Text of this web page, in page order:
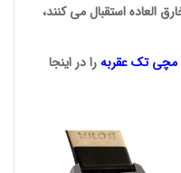
العاده استقبال می کنند،
مچی تک عقربهرا در اینجا